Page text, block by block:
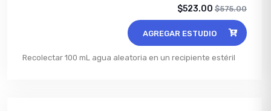
$523.00 $575.00
AGREGAR ESTUDIO
Recolectar 100 mL agua aleatoria en un recipiente estéril